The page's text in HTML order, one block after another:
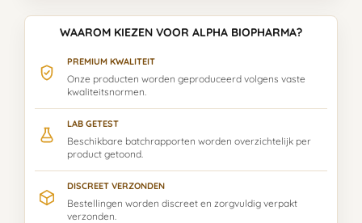
WAAROM KIEZEN VOOR ALPHA BIOPHARMA?
PREMIUM KWALITEIT
Onze producten worden geproduceerd volgens vaste
kwaliteitsnormen.
LAB GETEST
Beschikbare batchrapporten worden overzichtelijk per
product getoond.
DISCREET VERZONDEN
Bestellingen worden discreet en zorgvuldig verpakt
verzonden.